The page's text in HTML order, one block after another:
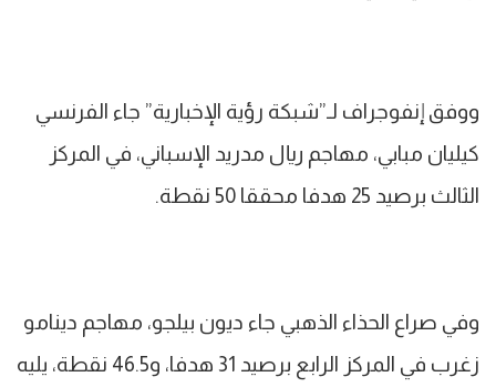
ووفق إنفوجراف لـ”شبكة رؤية الإخبارية” جاء الفرنسي
كيليان مبابي، مهاجم ريال مدريد الإسباني، في المركز
الثالث برصيد 25 هدفا محققا 50 نقطة.
وفي صراع الحذاء الذهبي جاء ديون بيلجو، مهاجم دينامو
زغرب في المركز الرابع برصيد 31 هدفا، و46.5 نقطة، يليه